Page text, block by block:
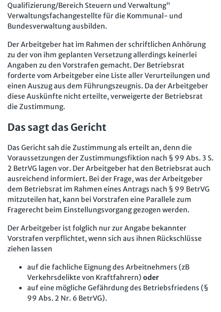
Qualifizierung/Bereich Steuern und Verwaltung“
Verwaltungsfachangestellte für die Kommunal- und
Bundesverwaltung ausbilden.
Der Arbeitgeber hat im Rahmen der schriftlichen Anhörung
zu der von ihm geplanten Versetzung allerdings keinerlei
Angaben zu den Vorstrafen gemacht. Der Betriebsrat
forderte vom Arbeitgeber eine Liste aller Verurteilungen und
einen Auszug aus dem Führungszeugnis. Da der Arbeitgeber
diese Auskünfte nicht erteilte, verweigerte der Betriebsrat
die Zustimmung.
Das sagt das Gericht
Das Gericht sah die Zustimmung als erteilt an, denn die
Voraussetzungen der Zustimmungsfiktion nach § 99 Abs. 3 S.
2 BetrVG lagen vor. Der Arbeitgeber hat den Betriebsrat auch
ausreichend informiert. Bei der Frage, was der Arbeitgeber
dem Betriebsrat im Rahmen eines Antrags nach § 99 BetrVG
mitzuteilen hat, kann bei Vorstrafen eine Parallele zum
Fragerecht beim Einstellungsvorgang gezogen werden.
Der Arbeitgeber ist folglich nur zur Angabe bekannter
Vorstrafen verpflichtet, wenn sich aus ihnen Rückschlüsse
ziehen lassen
auf die fachliche Eignung des Arbeitnehmers (zB
Verkehrsdelikte von Kraftfahrern) oder
auf eine mögliche Gefährdung des Betriebsfriedens (§
99 Abs. 2 Nr. 6 BetrVG).